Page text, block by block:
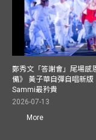
鄭秀文「答謝會」尾場感
備》 黃子華自彈自唱新
Sammi最矜貴
2026-07-13
More